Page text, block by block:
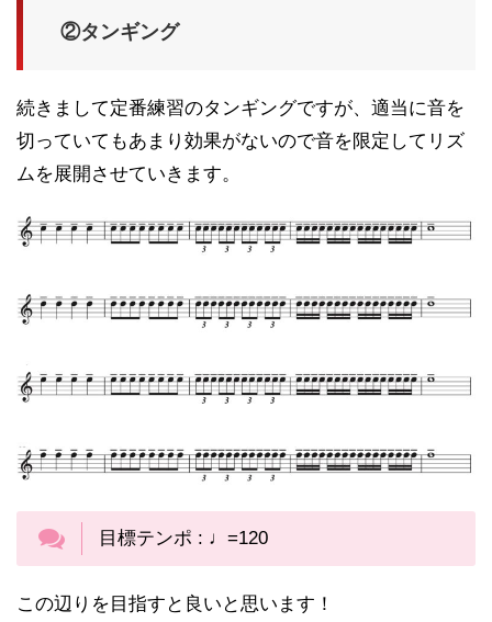
②タンギング
続きまして定番練習のタンギングですが、適当に音を
切っていてもあまり効果がないので音を限定してリズ
ムを展開させていきます。
目標テンポ : ♩=120
この辺りを目指すと良いと思います！